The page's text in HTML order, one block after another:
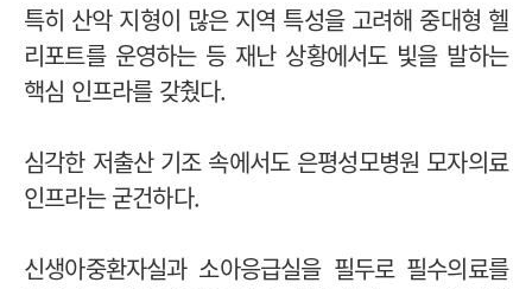
특히 산악 지형이 많은 지역 특성을 고려해 중대형 헬
리포트를 운영하는 등 재난 상황에서도 빛을 발하는
핵심 인프라를 갖췄다.
심각한 저출산 기조 속에서도 은평성모병원 모자의료
인프라는 굳건하다.
신생아중환자실과 소아응급실을 필두로 필수의료를